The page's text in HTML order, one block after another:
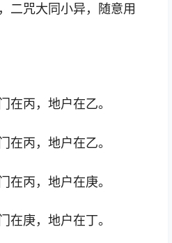
二咒大同小异，随意用
在丙，地户在乙。
在丙，地户在乙。
在丙，地户在庚。
在庚，地户在丁。